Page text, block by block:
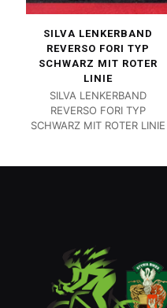
SILVA LENKERBAND
REVERSO FORI TYP
SCHWARZ MIT ROTER
LINIE
SILVA LENKERBAND
REVERSO FORI TYP
SCHWARZ MIT ROTER LINIE